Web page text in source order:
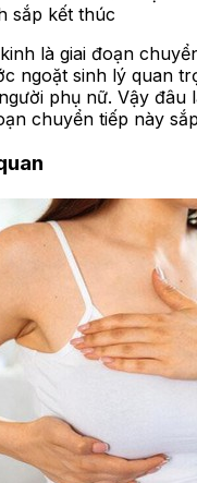
sắp kết thúc
là giai đoạn
ngoặt sinh lý quan
phụ nữ. Vậy đâu
chuyển tiếp này